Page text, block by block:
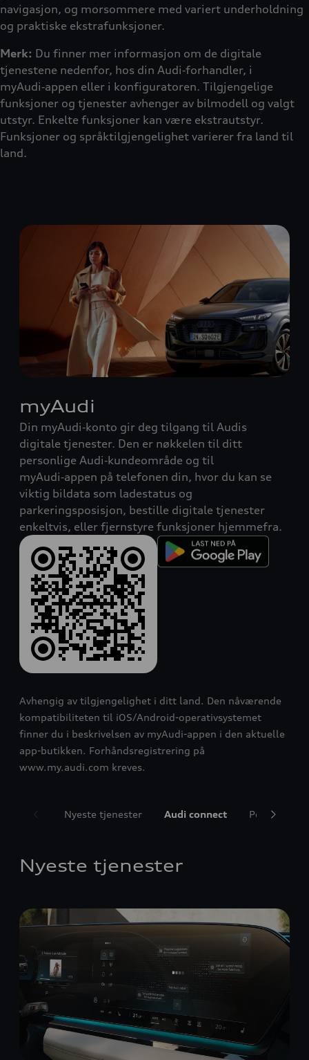
navigasjon, og morsommere med variert underholdning
og praktiske ekstrafunksjoner.
Merk: Du finner mer informasjon om de digitale
tjenestene nedenfor, hos din Audi‑forhandler, i
myAudi‑appen eller i konfiguratoren. Tilgjengelige
funksjoner og tjenester avhenger av bilmodell og valgt
utstyr. Enkelte funksjoner kan være ekstrautstyr.
Funksjoner og språktilgjengelighet varierer fra land til
land.
myAudi
Din myAudi‑konto gir deg tilgang til Audis
digitale tjenester. Den er nøkkelen til ditt
personlige Audi‑kundeområde og til
myAudi‑appen på telefonen din, hvor du kan se
viktig bildata som lade­status og
parkeringsposisjon, bestille digitale tjenester
enkeltvis, eller fjernstyre funksjoner hjemmefra.
Avhengig av tilgjengelighet i ditt land. Den nåværende
kompatibiliteten til iOS/Android-operativsystemet
finner du i beskrivelsen av myAudi-appen i den aktuelle
app-butikken. Forhåndsregistrering på
www.my.audi.com kreves.
Nyeste tjenester Audi connect Populære
Nyeste tjenester